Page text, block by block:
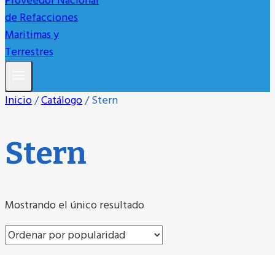
Inicio/Catálogo/Stern
Stern
Mostrando el único resultado